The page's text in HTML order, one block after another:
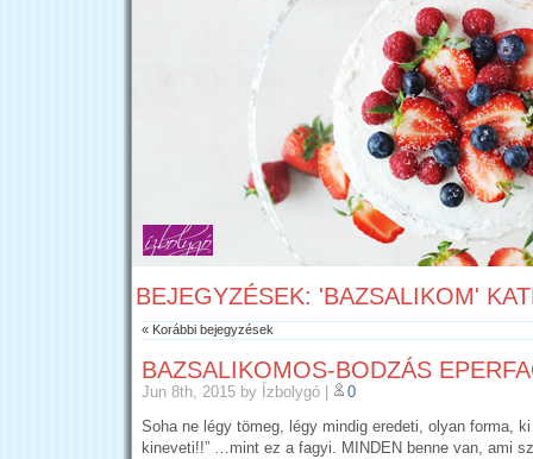
BEJEGYZÉSEK: 'BAZSALIKOM'
« Korábbi bejegyzések
BAZSALIKOMOS-BODZÁS
Jun 8th, 2015 by Ízbolygó
0
Soha ne légy tömeg, légy mindig eredeti, olyan forma,
kineveti!!” …mint ez a fagyi. MINDEN benne van, ami